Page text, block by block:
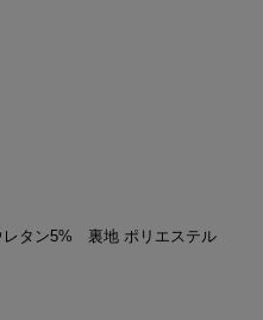
タン5% 裏地 ポリエステル